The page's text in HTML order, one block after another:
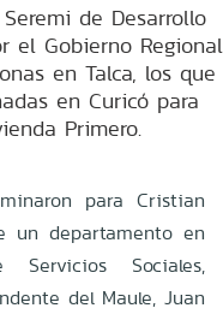
de Desarrollo
el Gobierno Regional
en Talca, los que
en Curicó para
Primero.
para Cristian
un departamento en
Sociales,
del Maule, Juan